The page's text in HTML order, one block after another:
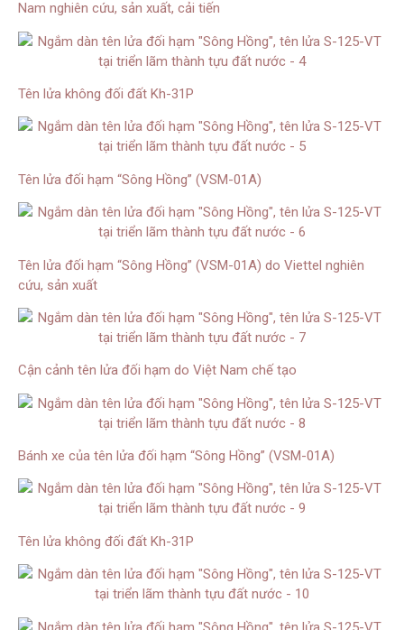
Nam nghiên cứu, sản xuất, cải tiến
Tên lửa không đối đất Kh-31P
Tên lửa đối hạm “Sông Hồng” (VSM-01A)
Tên lửa đối hạm “Sông Hồng” (VSM-01A) do Viettel nghiên
cứu, sản xuất
Cận cảnh tên lửa đối hạm do Việt Nam chế tạo
Bánh xe của tên lửa đối hạm “Sông Hồng” (VSM-01A)
Tên lửa không đối đất Kh-31P